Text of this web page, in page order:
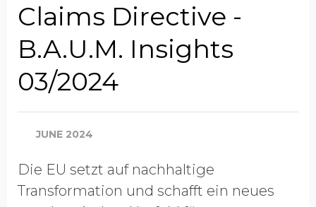
Claims Directive -
B.A.U.M. Insights
03/2024
JUNE 2024
Die EU setzt auf nachhaltige
Transformation und schafft ein neues